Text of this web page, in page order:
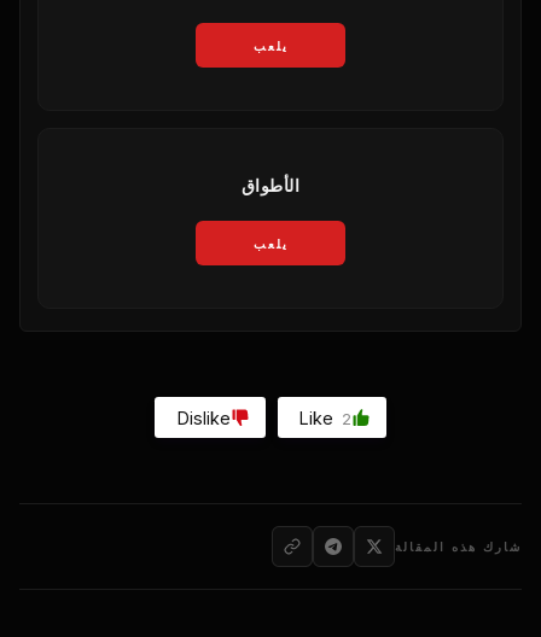
يلعب
الأطواق
يلعب
Like 2
Dislike
شارك هذه المقالة